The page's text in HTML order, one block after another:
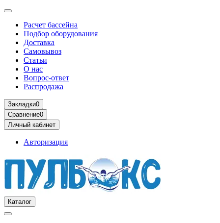
Расчет бассейна
Подбор оборудования
Доставка
Самовывоз
Статьи
О нас
Вопрос-ответ
Распродажа
Закладки0
Сравнение0
Личный кабинет
Авторизация
Каталог